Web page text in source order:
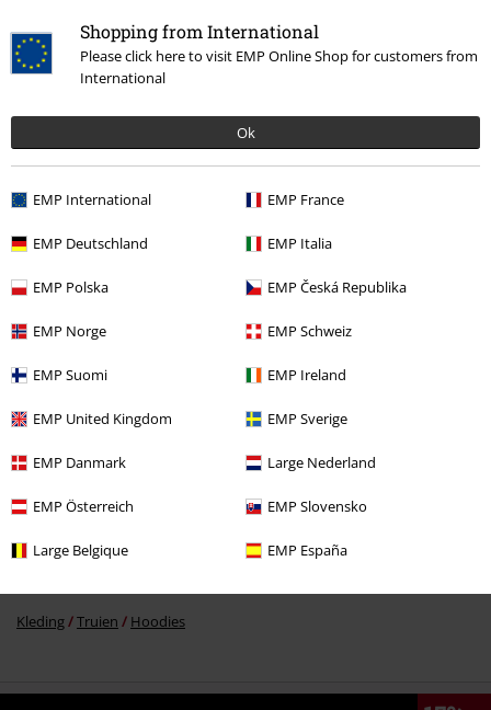
Shopping from International
Please click here to visit EMP Online Shop for customers from
International
Ok
EMP International EMP France
EMP Deutschland EMP Italia
EMP Polska EMP Česká Republika
EMP Norge EMP Schweiz
EMP Suomi EMP Ireland
EMP United Kingdom EMP Sverige
EMP Danmark Large Nederland
EMP Österreich EMP Slovensko
Large Belgique EMP España
Laatst bezocht
€ 100,99
Meer categorieën. Meer opties.
Kleding Truien Hoodies